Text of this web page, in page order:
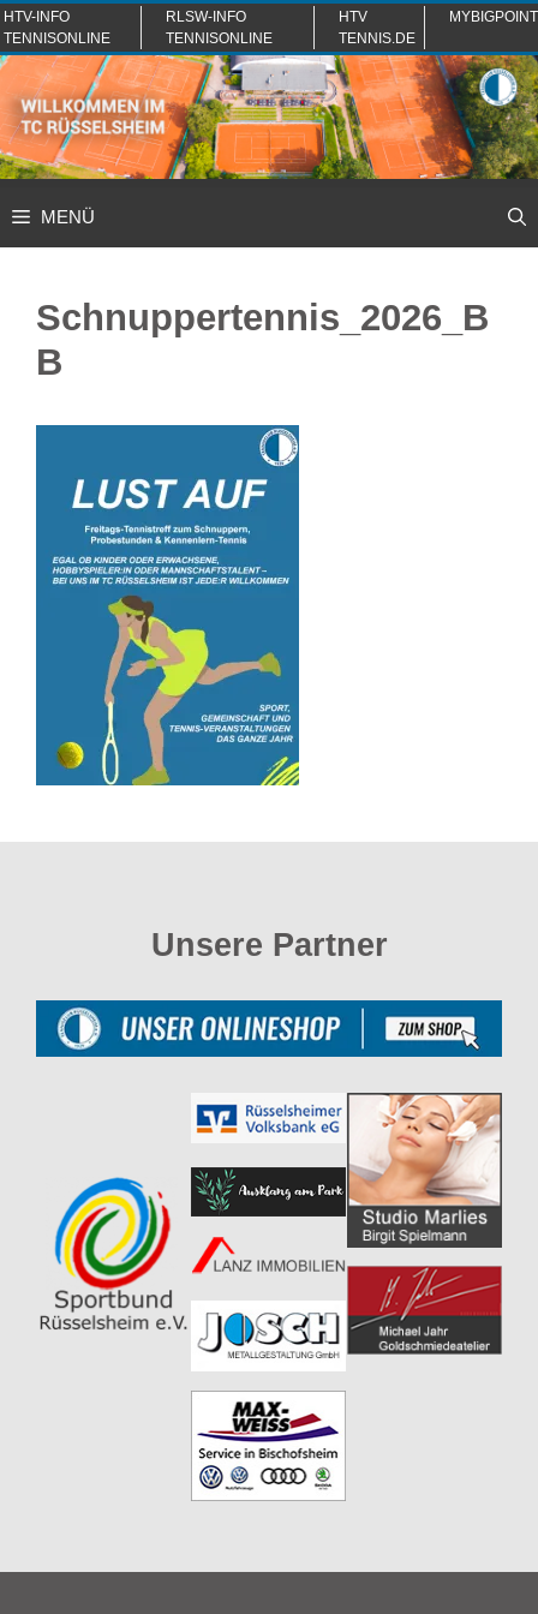
Zum
Inhalt
springen
HTV-INFO
TENNISONLINE
RLSW-INFO
TENNISONLINE
HTV
TENNIS.DE
MYBIGPOINT
MENÜ
Schnuppertennis_2026_B
B
Unsere Partner